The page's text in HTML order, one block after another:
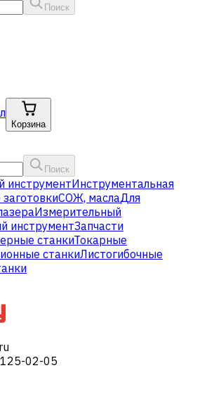
Поиск
Корзина
Поиск
инструментИнструментальная
СОЖ, маслаДля
Измерительный
инструментЗапчасти
станкиТокарные
станкиЛистогибочные
02-05